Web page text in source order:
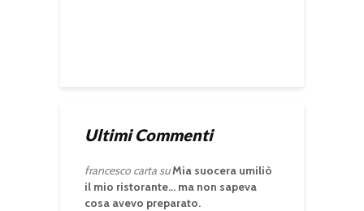
Ultimi Commenti
francesco cartasuMia suocera umiliò
il mio ristorante… ma non sapeva
cosa avevo preparato.